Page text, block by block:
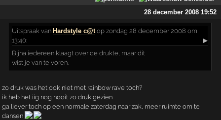
28 december 2008 19:52
Uitspraak van Hardstyle c@top zondag 28 december 2008 om
13:40:
▶
Bijna iedereen klaagt over de drukte, maar dit
wist je van te voren.
zo druk was het ook niet met rainbow rave toch?
ik heb het iig nog nooit zo druk gezien
ga liever toch op een normale zaterdag naar zak, meer ruimte om te
dansen